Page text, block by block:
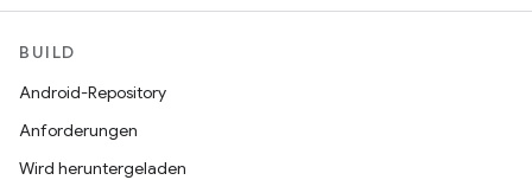
BUILD
Android-Repository
Anforderungen
Wird heruntergeladen